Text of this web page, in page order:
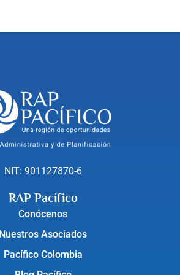
NIT: 901127870-6
RAP Pacífico
Conócenos
Nuestros Asociados
Pacífico Colombia